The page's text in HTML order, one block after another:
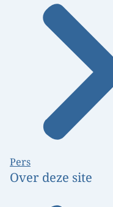
Pers
Over deze site